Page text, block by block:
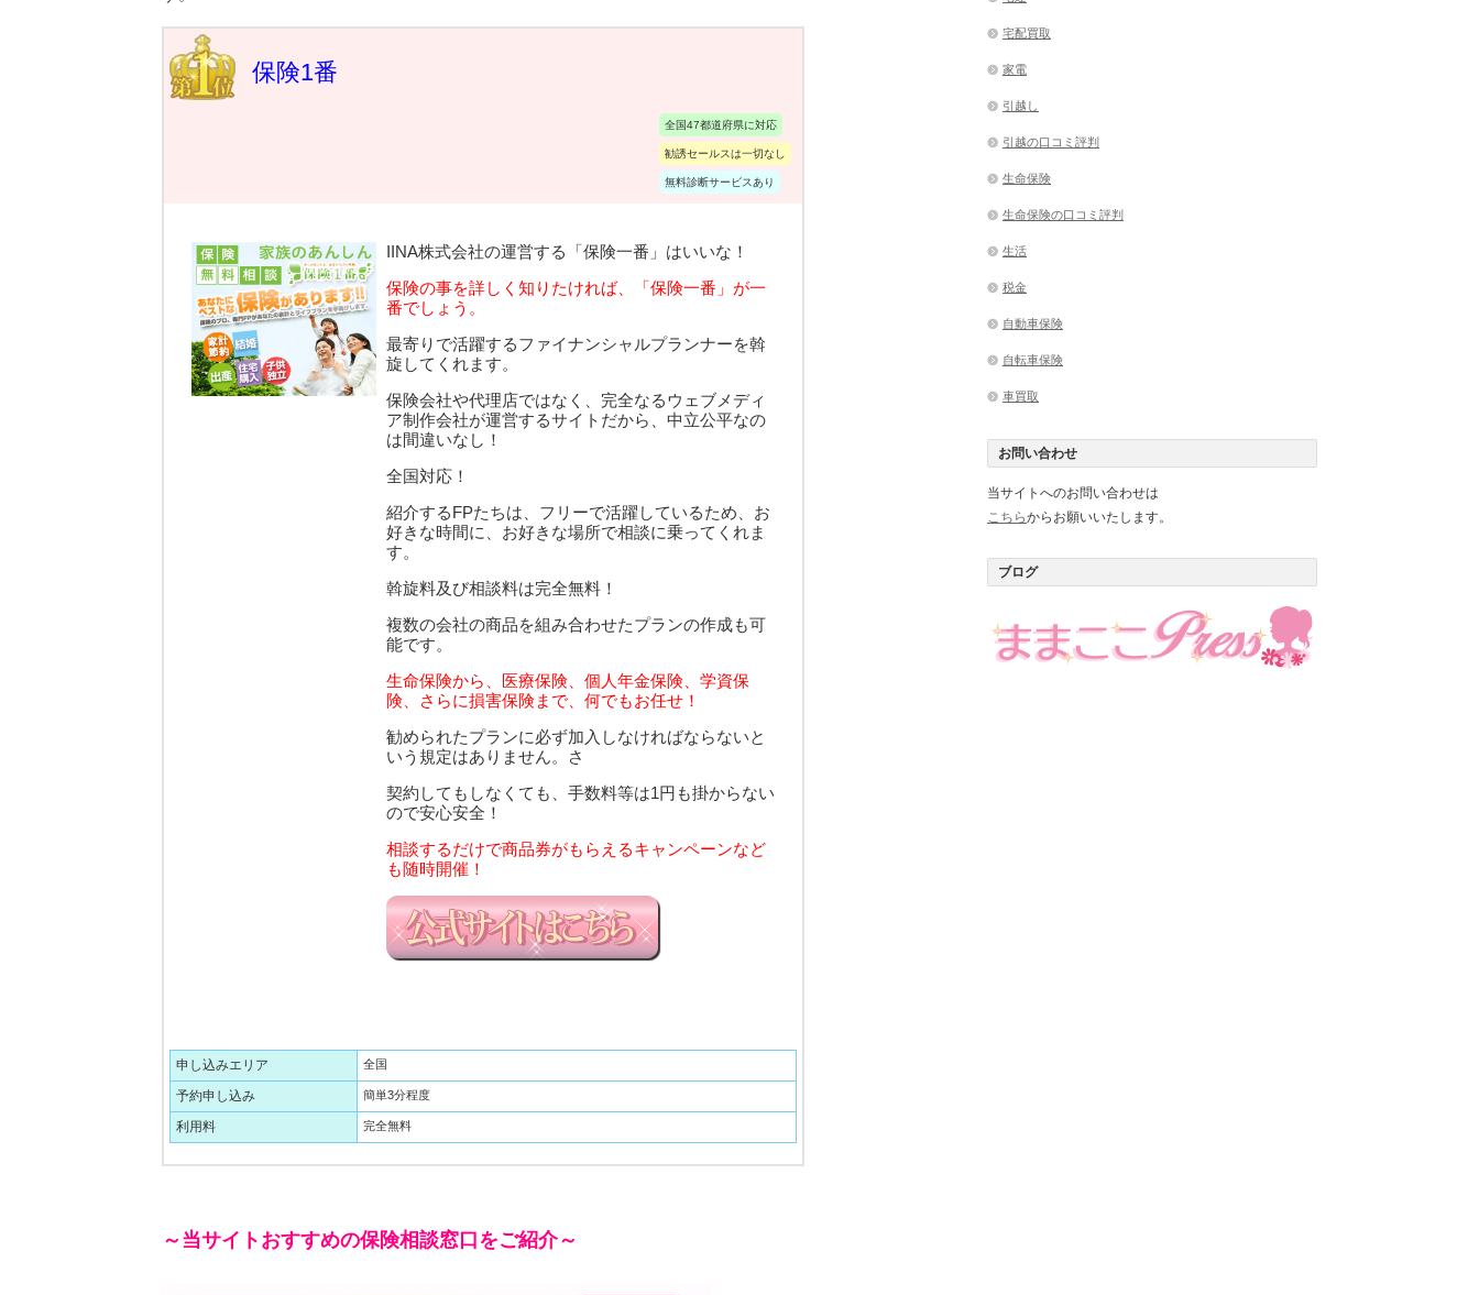
保険1番
全国47都道府県に対応
勧誘セールスは一切なし
無料診断サービスあり
IINA株式会社の運営する「保険一番」はいいな！
保険の事を詳しく知りたければ、「保険一番」が一
番でしょう。
最寄りで活躍するファイナンシャルプランナーを斡
旋してくれます。
保険会社や代理店ではなく、完全なるウェブメディ
ア制作会社が運営するサイトだから、中立公平なの
は間違いなし！
全国対応！
紹介するFPたちは、フリーで活躍しているため、お
好きな時間に、お好きな場所で相談に乗ってくれま
す。
斡旋料及び相談料は完全無料！
複数の会社の商品を組み合わせたプランの作成も可
能です。
生命保険から、医療保険、個人年金保険、学資保
険、さらに損害保険まで、何でもお任せ！
勧められたプランに必ず加入しなければならないと
いう規定はありません。さ
契約してもしなくても、手数料等は1円も掛からない
ので安心安全！
相談するだけで商品券がもらえるキャンペーンなど
も随時開催！
申し込みエリア 全国
予約申し込み 簡単3分程度
利用料 完全無料
～当サイトおすすめの保険相談窓口をご紹介～
宅配買取
家電
引越し
引越の口コミ評判
生命保険
生命保険の口コミ評判
生活
税金
自動車保険
自転車保険
車買取
お問い合わせ
当サイトへのお問い合わせは
こちらからお願いいたします。
ブログ